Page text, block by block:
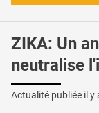
ZIKA: Un
neutralise
Actualité publiée il y